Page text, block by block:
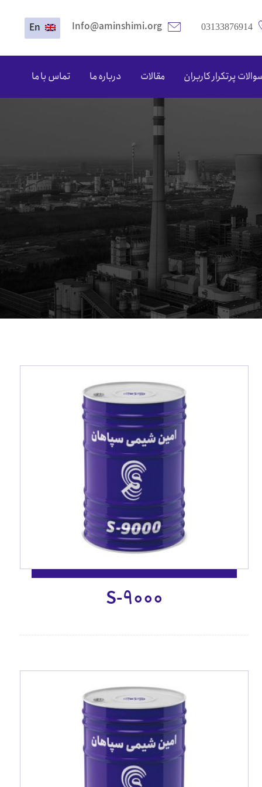
En Info@aminshimi.org 03133876914
پرتکرار کاربران مقالات درباره ما تماس با ما
S-9000